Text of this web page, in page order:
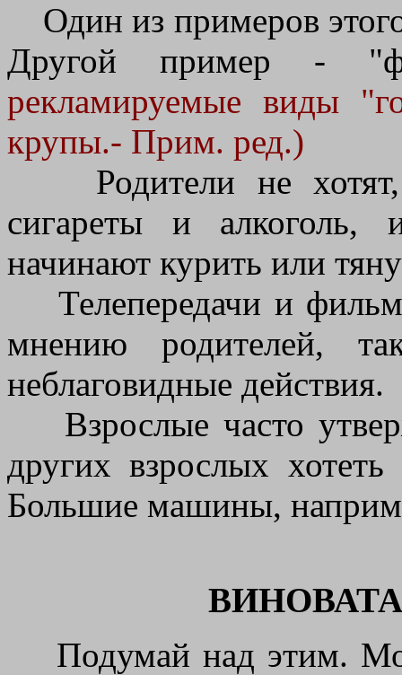
Один из примеров
Другой пример -
рекламируемые виды
крупы.- Прим. ред.)
Родители не хотят,
сигареты и алкоголь,
начинают курить или
Телепередачи и
мнению родителей,
неблаговидные действия.
Взрослые часто
других взрослых
Большие машины,
Подумай над этим.